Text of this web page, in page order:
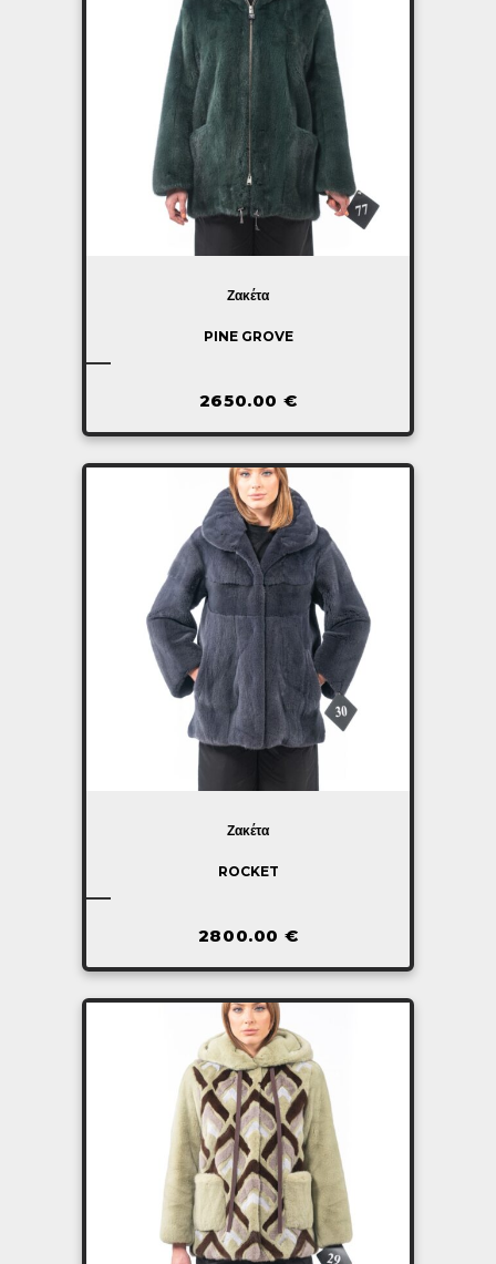
Ζακέτα
PINE GROVE
2650.00 €
Ζακέτα
ROCKET
2800.00 €